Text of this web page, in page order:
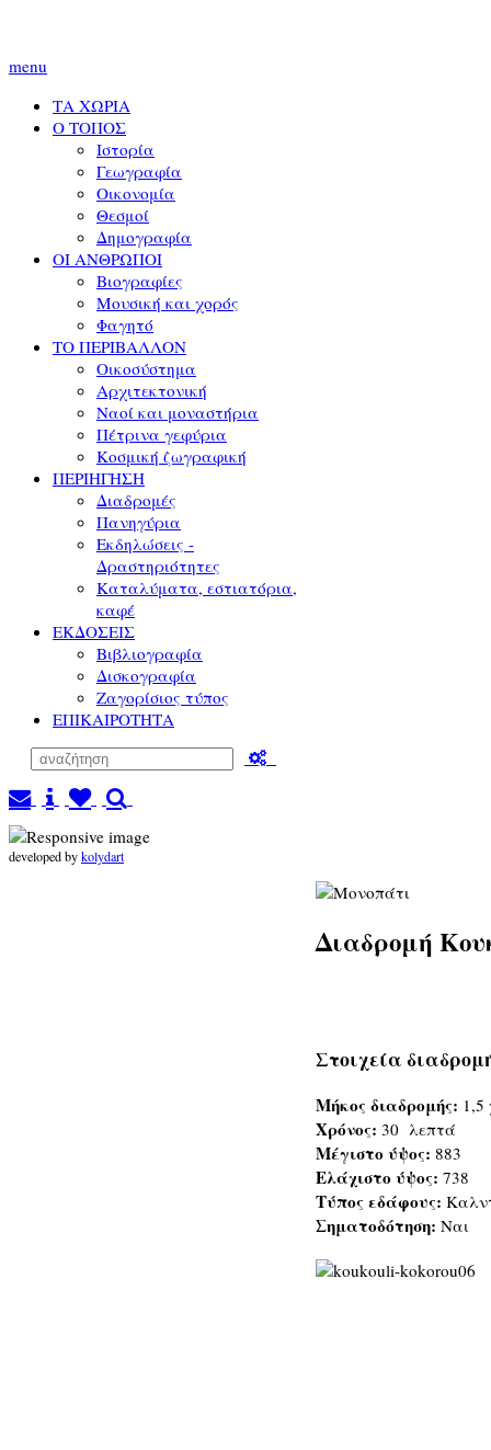
menu
ΤΑ ΧΩΡΙΑ
Ο ΤΟΠΟΣ
Ιστορία
Γεωγραφία
Οικονομία
Θεσμοί
Δημογραφία
ΟΙ ΑΝΘΡΩΠΟΙ
Βιογραφίες
Μουσική και χορός
Φαγητό
ΤΟ ΠΕΡΙΒΑΛΛΟΝ
Οικοσύστημα
Αρχιτεκτονική
Ναοί και μοναστήρια
Πέτρινα γεφύρια
Κοσμική ζωγραφική
ΠΕΡΙΗΓΗΣΗ
Διαδρομές
Πανηγύρια
Εκδηλώσεις -
Δραστηριότητες
Καταλύματα, εστιατόρια,
καφέ
ΕΚΔΟΣΕΙΣ
Βιβλιογραφία
Δισκογραφία
Ζαγορίσιος τύπος
ΕΠΙΚΑΙΡΟΤΗΤΑ
developed bykolydart
Διαδρομή
Στοιχεία
Μήκος διαδρομής: 1,5
Χρόνος: 30 λεπτά
Μέγιστο ύψος: 883
Ελάχιστο ύψος: 738
Τύπος εδάφους:
Σηματοδότηση: Ναι